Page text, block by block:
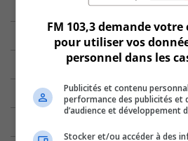
FM 103,3 demande
pour utiliser vos
personnel dans les
Publicités et contenu
performance des publicités et
d’audience et développement
Stocker et/ou accéder à des